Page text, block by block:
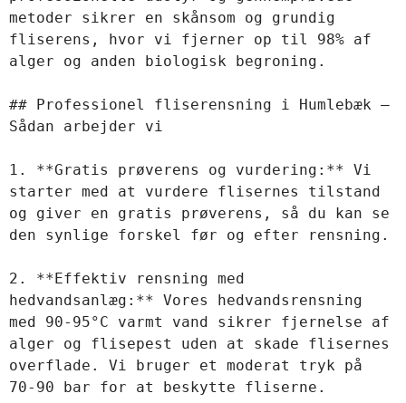
metoder sikrer en skånsom og grundig
fliserens, hvor vi fjerner op til 98% af
alger og anden biologisk begroning.
## Professionel fliserensning i Humlebæk –
Sådan arbejder vi
1. **Gratis prøverens og vurdering:** Vi
starter med at vurdere flisernes tilstand
og giver en gratis prøverens, så du kan se
den synlige forskel før og efter rensning.
2. **Effektiv rensning med
hedvandsanlæg:** Vores hedvandsrensning
med 90-95°C varmt vand sikrer fjernelse af
alger og flisepest uden at skade flisernes
overflade. Vi bruger et moderat tryk på
70-90 bar for at beskytte fliserne.